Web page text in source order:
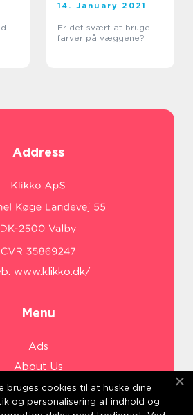
14. January 2021
Er det svært at bruge
farver på væggene?
Address
www.klikko.dk/
Menu
Ads
About Us
Cookies
Contact
bruges cookies til at huske dine
og personalisering af indhold og